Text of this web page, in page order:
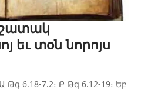
եւ տօն նորոյս
Թգ 6.18-7.2։ Բ Թգ 6.12-19։ Եբ